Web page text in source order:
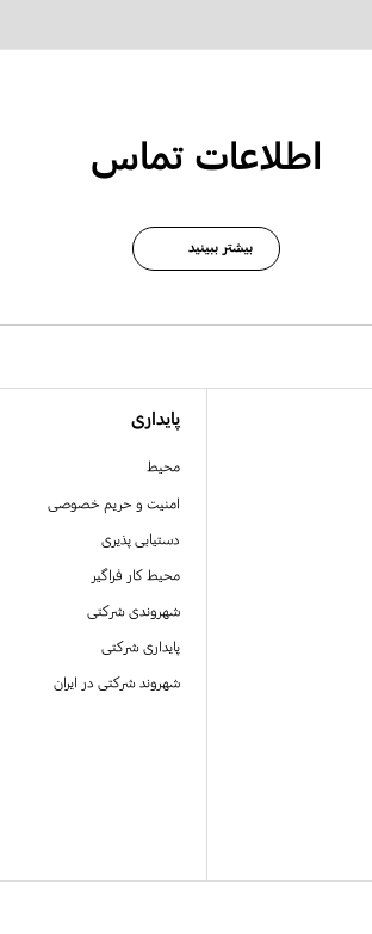
اطلاعات تماس
بیشتر ببینید
پایداری
محیط
امنیت و حریم خصوصی
دستیابی پذیری
محیط کار فراگیر
شهروندی شرکتی
پایداری شرکتی
شهروند شرکتی در ایران